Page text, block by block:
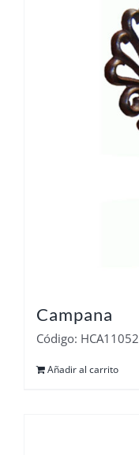
Campana
Código: HCA11052
Añadir al carrito